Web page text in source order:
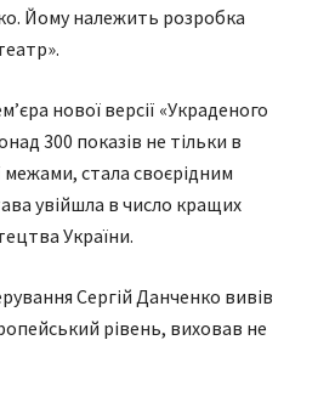
Йому належить розробка
нової версії «Украденого
300 показів не тільки в
межами, стала своєрідним
увійшла в число кращих
України.
Сергій Данченко вивів
рівень, виховав не